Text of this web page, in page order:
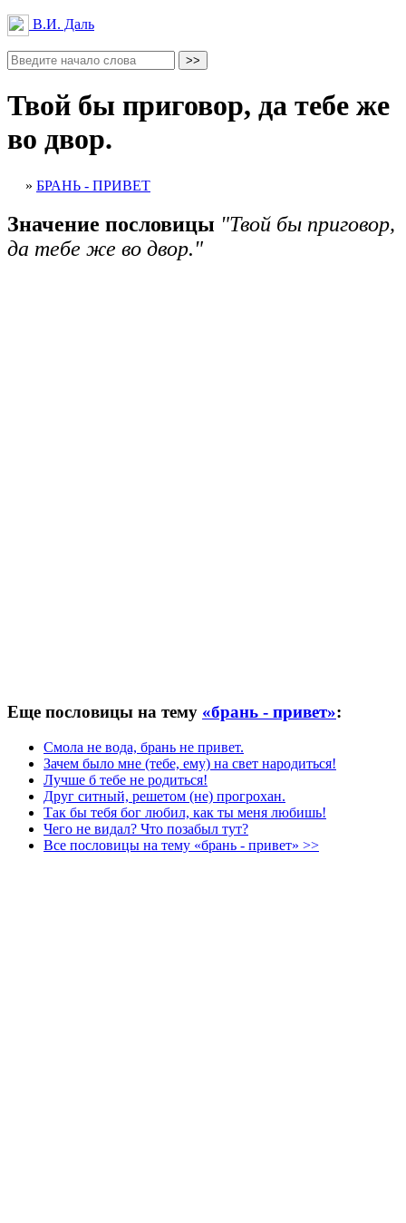
В.И. Даль
Твой бы приговор, да тебе же
во двор.
» БРАНЬ - ПРИВЕТ
Значение пословицы "Твой бы приговор,
да тебе же во двор."
Еще пословицы на тему «брань - привет»:
Смола не вода, брань не привет.
Зачем было мне (тебе, ему) на свет народиться!
Лучше б тебе не родиться!
Друг ситный, решетом (не) прогрохан.
Так бы тебя бог любил, как ты меня любишь!
Чего не видал? Что позабыл тут?
Все пословицы на тему «брань - привет» >>